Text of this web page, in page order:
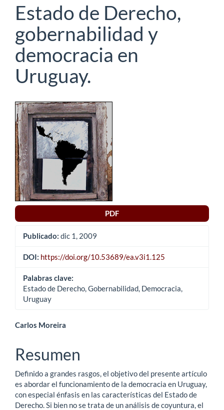
Estado de Derecho,
gobernabilidad y
democracia en
Uruguay.
Barra
lateral
del
artículo
PDF
Publicado: dic 1, 2009
DOI: https://doi.org/10.53689/ea.v3i1.125
Palabras clave:
Estado de Derecho, Gobernabilidad, Democracia,
Uruguay
Contenido
principal
del
artículo
Carlos Moreira
Resumen
Definido a grandes rasgos, el objetivo del presente artículo
es abordar el funcionamiento de la democracia en Uruguay,
con especial énfasis en las características del Estado de
Derecho. Si bien no se trata de un análisis de coyuntura, el